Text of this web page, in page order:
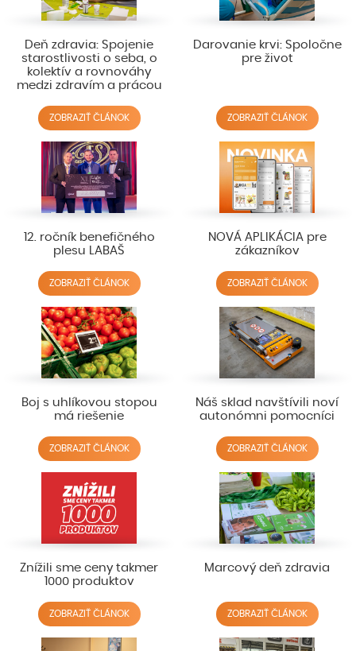
Deň zdravia: Spojenie
starostlivosti o seba, o
kolektív a rovnováhy
medzi zdravím a prácou
ZOBRAZIŤ ČLÁNOK
Darovanie krvi: Spoločne
pre život
ZOBRAZIŤ ČLÁNOK
12. ročník benefičného
plesu LABAŠ
ZOBRAZIŤ ČLÁNOK
NOVÁ APLIKÁCIA pre
zákazníkov
ZOBRAZIŤ ČLÁNOK
Boj s uhlíkovou stopou
má riešenie
ZOBRAZIŤ ČLÁNOK
Náš sklad navštívili noví
autonómni pomocníci
ZOBRAZIŤ ČLÁNOK
Znížili sme ceny takmer
1000 produktov
ZOBRAZIŤ ČLÁNOK
Marcový deň zdravia
ZOBRAZIŤ ČLÁNOK